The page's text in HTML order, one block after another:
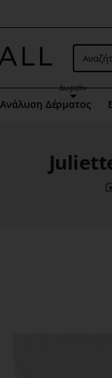
Ανάλυση Δέρματος
Δωρεάν